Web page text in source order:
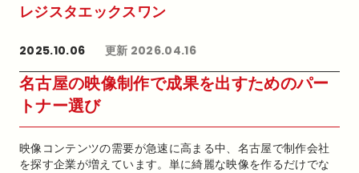
レジスタエックスワン
2025.10.06 更新 2026.04.16
名古屋の映像制作で成果を出すためのパー
トナー選び
映像コンテンツの需要が急速に高まる中、名古屋で制作会社
を探す企業が増えています。単に綺麗な映像を作るだけでな